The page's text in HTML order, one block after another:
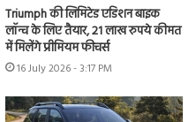
Triumph की लिमिटेड एडिशन बाइक
लॉन्च के लिए तैयार, 21 लाख रुपये कीमत
में मिलेंगे प्रीमियम फीचर्स
16 July 2026 - 3:17 PM